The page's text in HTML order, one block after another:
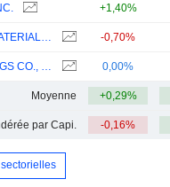
+1,40%
-0,70%
0,00%
Moyenne +0,29%
par Capi. -0,16%